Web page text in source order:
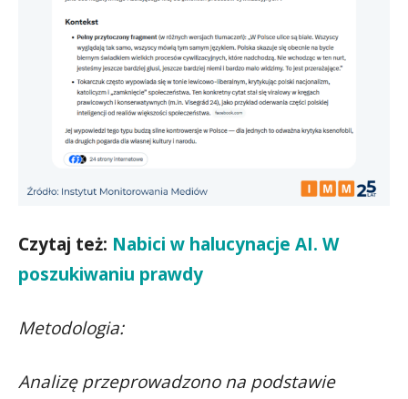
Czytaj też: Nabici w halucynacje AI. W
poszukiwaniu prawdy
Metodologia:
Analizę przeprowadzono na podstawie